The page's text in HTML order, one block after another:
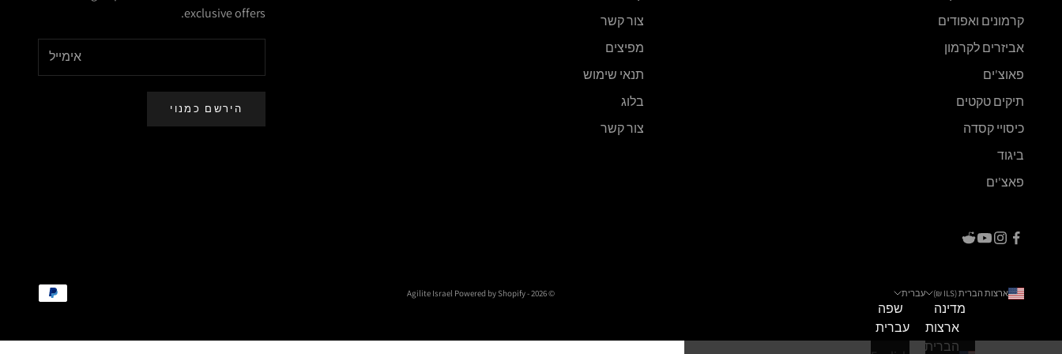
קרמונים ואפודים
אביזרים לקרמון
פאוצ'ים
תיקים טקטים
כיסויי קסדה
ביגוד
פאצ'ים
צור קשר
מפיצים
תנאי שימוש
בלוג
צור קשר
exclusive offers.
הירשם כמנוי
ארצות הברית (ILS ₪)
מדינה
ארצות
הברית
עברית
שפה
עברית
© 2026 - Agilite Israel
Powered by Shopify